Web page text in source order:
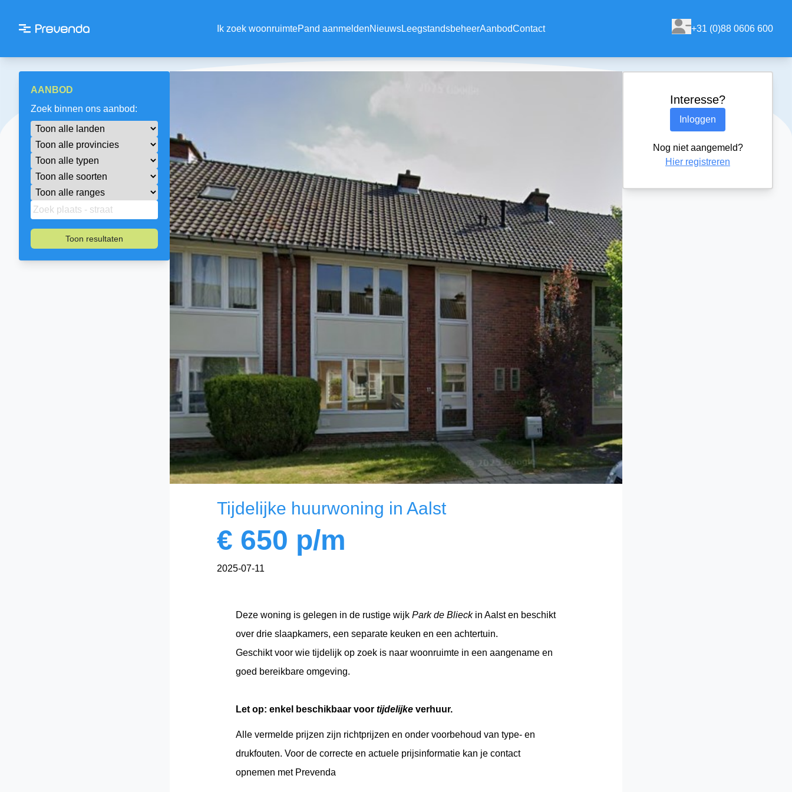
Ik zoek woonruimtePand aanmeldenNieuwsLeegstandsbeheerAanbodContact +31 (0)88 0606 600
AANBOD
Zoek binnen ons aanbod:
Toon resultaten
Tijdelijke huurwoning in Aalst
€ 650 p/m
2025-07-11
Deze woning is gelegen in de rustige wijk Park de Blieckin Aalst en beschikt
over drie slaapkamers, een separate keuken en een achtertuin.
Geschikt voor wie tijdelijk op zoek is naar woonruimte in een aangename en
goed bereikbare omgeving.
Let op: enkel beschikbaar voor tijdelijke verhuur.
Alle vermelde prijzen zijn richtprijzen en onder voorbehoud van type- en
drukfouten. Voor de correcte en actuele prijsinformatie kan je contact
opnemen met Prevenda
Interesse?
Inloggen
Nog niet aangemeld?
Hier registreren